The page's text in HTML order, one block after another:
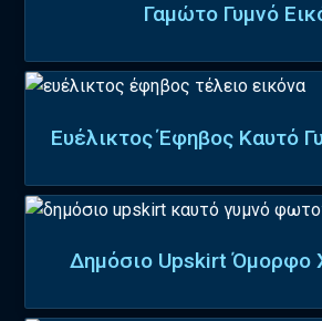
Γαμώτο Γυμνό
Ευέλικτος Έφηβος Καυτό
Δημόσιο Upskirt Όμορφο